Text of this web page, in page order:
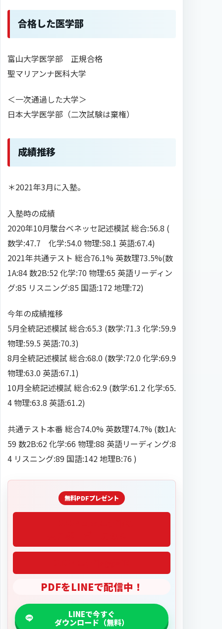
合格した医学部
富山大学医学部 正規合格
聖マリアンナ医科大学
＜一次通過した大学＞
日本大学医学部（二次試験は棄権）
成績推移
＊2021年3月に入塾。
入塾時の成績
2020年10月駿台ベネッセ記述模試 総合:56.8 (
数学:47.7 化学:54.0 物理:58.1 英語:67.4)
2021年共通テスト 総合76.1% 英数理73.5%(数
1A:84 数2B:52 化学:70 物理:65 英語リーディン
グ:85 リスニング:85 国語:172 地理:72)
今年の成績推移
5月全統記述模試 総合:65.3 (数学:71.3 化学:59.9
物理:59.5 英語:70.3)
8月全統記述模試 総合:68.0 (数学:72.0 化学:69.9
物理:63.0 英語:67.1)
10月全統記述模試 総合:62.9 (数学:61.2 化学:65.
4 物理:63.8 英語:61.2)
共通テスト本番 総合74.0% 英数理74.7% (数1A:
59 数2B:62 化学:66 物理:88 英語リーディング:8
4 リスニング:89 国語:142 地理B:76 )
PDFをLINEで配信中！